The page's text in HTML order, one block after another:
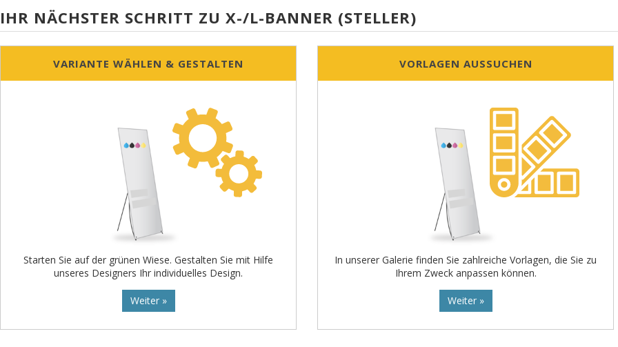
IHR NÄCHSTER SCHRITT ZU X-/L-BANNER (STELLER)
VARIANTE WÄHLEN & GESTALTEN
Starten Sie auf der grünen Wiese. Gestalten Sie mit Hilfe
unseres Designers Ihr individuelles Design.
Weiter »
VORLAGEN AUSSUCHEN
In unserer Galerie finden Sie zahlreiche Vorlagen, die Sie zu
Ihrem Zweck anpassen können.
Weiter »